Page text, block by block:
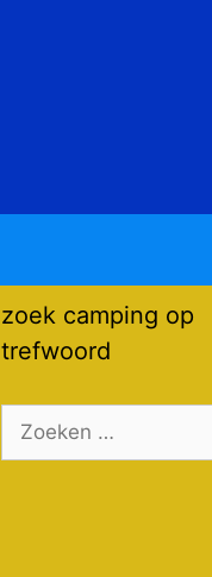
zoek camping op
trefwoord
Zoek